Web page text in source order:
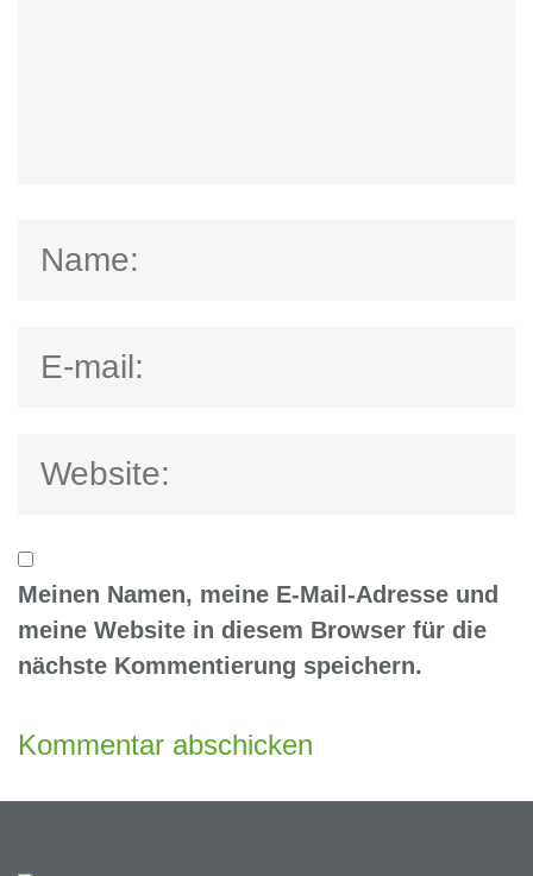
Meinen Namen, meine E-Mail-Adresse und
meine Website in diesem Browser für die
nächste Kommentierung speichern.